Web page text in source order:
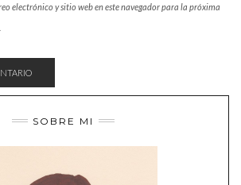
electrónico y sitio web en este navegador para la próxima
SOBRE MI